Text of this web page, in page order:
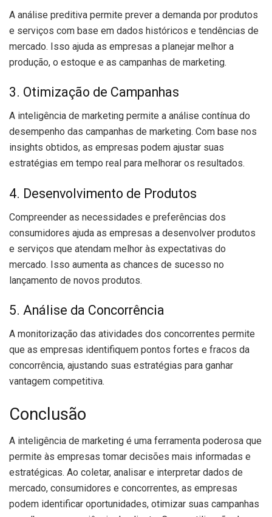
A análise preditiva permite prever a demanda por produtos
e serviços com base em dados históricos e tendências de
mercado. Isso ajuda as empresas a planejar melhor a
produção, o estoque e as campanhas de marketing.
3. Otimização de Campanhas
A inteligência de marketing permite a análise contínua do
desempenho das campanhas de marketing. Com base nos
insights obtidos, as empresas podem ajustar suas
estratégias em tempo real para melhorar os resultados.
4. Desenvolvimento de Produtos
Compreender as necessidades e preferências dos
consumidores ajuda as empresas a desenvolver produtos
e serviços que atendam melhor às expectativas do
mercado. Isso aumenta as chances de sucesso no
lançamento de novos produtos.
5. Análise da Concorrência
A monitorização das atividades dos concorrentes permite
que as empresas identifiquem pontos fortes e fracos da
concorrência, ajustando suas estratégias para ganhar
vantagem competitiva.
Conclusão
A inteligência de marketing é uma ferramenta poderosa que
permite às empresas tomar decisões mais informadas e
estratégicas. Ao coletar, analisar e interpretar dados de
mercado, consumidores e concorrentes, as empresas
podem identificar oportunidades, otimizar suas campanhas